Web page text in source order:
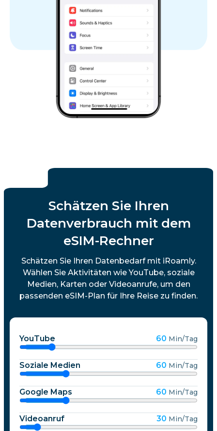
Schätzen Sie Ihren
Datenverbrauch mit dem
eSIM-Rechner
Schätzen Sie Ihren Datenbedarf mit iRoamly.
Wählen Sie Aktivitäten wie YouTube, soziale
Medien, Karten oder Videoanrufe, um den
passenden eSIM-Plan für Ihre Reise zu finden.
YouTube 60 Min/Tag
Soziale Medien 60 Min/Tag
Google Maps 60 Min/Tag
Videoanruf 30 Min/Tag